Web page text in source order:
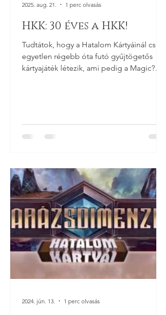
HKK: 30 éves a HKK!
Tudtátok, hogy a Hatalom Kártyáinál csak
egyetlen régebb óta futó gyűjtögetős
kártyajáték létezik, ami pedig a Magic?
2025. aug. 21. 1 perc olvasás
2024. jún. 13. 1 perc olvasás